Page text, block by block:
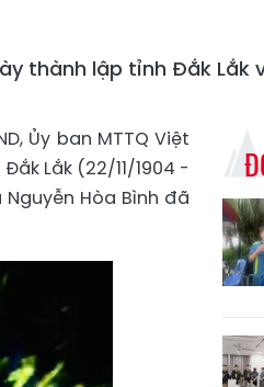
thành lập tỉnh Đắk Lắk
Ủy ban MTTQ Việt
Lắk (22/11/1904 -
Hòa Bình đã